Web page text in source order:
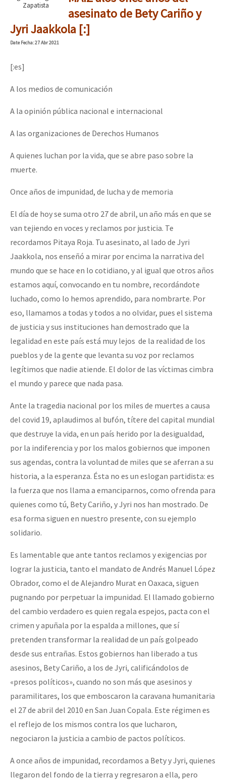
Mundo
EZLN
La Sexta
AutonomÍa y Resistencia
Megaproyectos
Niñxs
Audio
Fotorreportaje
Video
Otras secciones
Semillero Guerra contra la Humanidad. (Las poblaciones y
la naturaleza bajo asedio)
Libros para descargar
COVID-19
Eventos
Contacto
Dia 2 do Encontro “Guerra contra a Humanidad”
Dia 1: Encontro “Guerra contra a Humanidade”
“Sonhando a Terra do Bem Virá” se publica no Estado Espanhol
Se o México sabe, que o mundo saiba! Nossas lutas pela
[25 abr – CDMX] Tokín por el CNI: 30 años de Resistencia y
Zapatista
asesinato de Bety Cariño y
Jyri Jaakkola [:]
DateFecha: 27 Abr 2021
[:es]
A los medios de comunicación
A la opinión pública nacional e internacional
A las organizaciones de Derechos Humanos
A quienes luchan por la vida, que se abre paso sobre la
muerte.
Once años de impunidad, de lucha y de memoria
El día de hoy se suma otro 27 de abril, un año más en que se
van tejiendo en voces y reclamos por justicia. Te
recordamos Pitaya Roja. Tu asesinato, al lado de Jyri
Jaakkola, nos enseñó a mirar por encima la narrativa del
mundo que se hace en lo cotidiano, y al igual que otros años
estamos aquí, convocando en tu nombre, recordándote
luchado, como lo hemos aprendido, para nombrarte. Por
eso, llamamos a todas y todos a no olvidar, pues el sistema
de justicia y sus instituciones han demostrado que la
legalidad en este país está muy lejos de la realidad de los
pueblos y de la gente que levanta su voz por reclamos
legítimos que nadie atiende. El dolor de las víctimas cimbra
el mundo y parece que nada pasa.
Ante la tragedia nacional por los miles de muertes a causa
del covid 19, aplaudimos al bufón, títere del capital mundial
que destruye la vida, en un país herido por la desigualdad,
por la indiferencia y por los malos gobiernos que imponen
sus agendas, contra la voluntad de miles que se aferran a su
historia, a la esperanza. Ésta no es un eslogan partidista: es
la fuerza que nos llama a emanciparnos, como ofrenda para
quienes como tú, Bety Cariño, y Jyri nos han mostrado. De
esa forma siguen en nuestro presente, con su ejemplo
solidario.
Es lamentable que ante tantos reclamos y exigencias por
lograr la justicia, tanto el mandato de Andrés Manuel López
Obrador, como el de Alejandro Murat en Oaxaca, siguen
pugnando por perpetuar la impunidad. El llamado gobierno
del cambio verdadero es quien regala espejos, pacta con el
crimen y apuñala por la espalda a millones, que sí
pretenden transformar la realidad de un país golpeado
desde sus entrañas. Estos gobiernos han liberado a tus
asesinos, Bety Cariño, a los de Jyri, calificándolos de
«presos políticos», cuando no son más que asesinos y
paramilitares, los que emboscaron la caravana humanitaria
el 27 de abril del 2010 en San Juan Copala. Este régimen es
el reflejo de los mismos contra los que lucharon,
negociaron la justicia a cambio de pactos políticos.
A once años de impunidad, recordamos a Bety y Jyri, quienes
llegaron del fondo de la tierra y regresaron a ella, pero